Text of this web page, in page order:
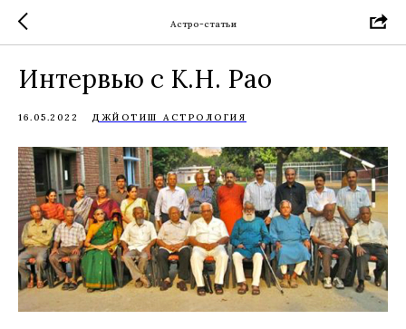
Астро-статьи
Интервью с К.Н. Рао
16.05.2022 ДЖЙОТИШ АСТРОЛОГИЯ